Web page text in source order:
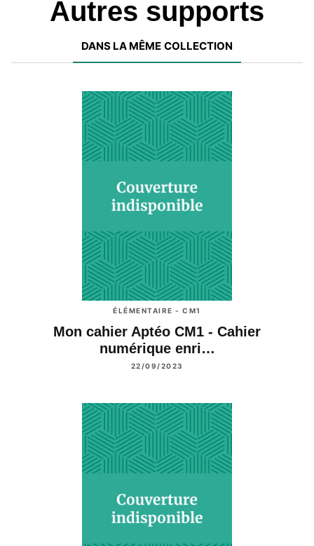
Autres supports
DANS LA MÊME COLLECTION
ÉLÉMENTAIRE - CM1
Mon cahier Aptéo CM1 - Cahier
numérique enri…
22/09/2023